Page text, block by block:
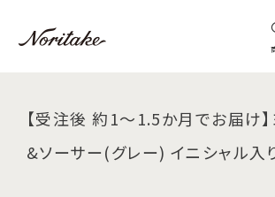
【受注後 約1～1.5か月でお届け
&ソーサー(グレー) イニシャル入